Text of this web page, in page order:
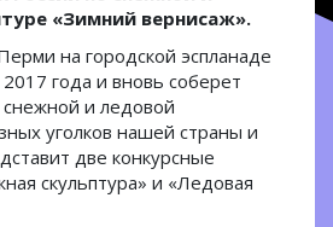
«Зимний вернисаж».
на городской эспланаде
года и вновь соберет
и ледовой
уголков нашей страны и
две конкурсные
скульптура» и «Ледовая